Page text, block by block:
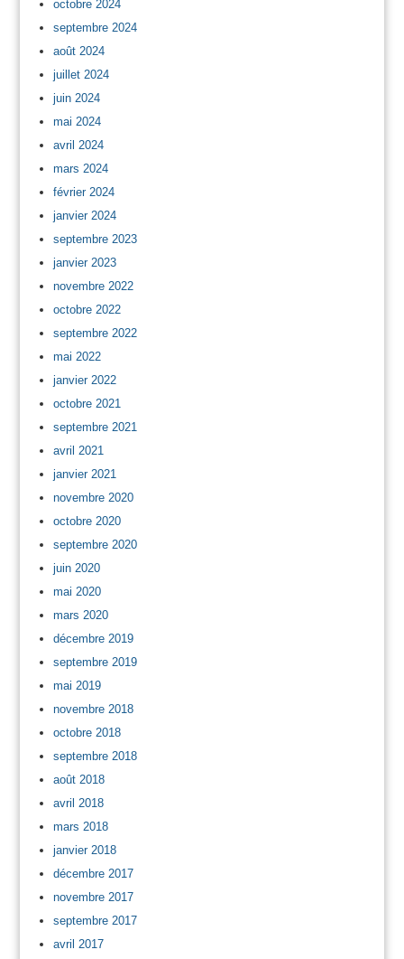
octobre 2024
septembre 2024
août 2024
juillet 2024
juin 2024
mai 2024
avril 2024
mars 2024
février 2024
janvier 2024
septembre 2023
janvier 2023
novembre 2022
octobre 2022
septembre 2022
mai 2022
janvier 2022
octobre 2021
septembre 2021
avril 2021
janvier 2021
novembre 2020
octobre 2020
septembre 2020
juin 2020
mai 2020
mars 2020
décembre 2019
septembre 2019
mai 2019
novembre 2018
octobre 2018
septembre 2018
août 2018
avril 2018
mars 2018
janvier 2018
décembre 2017
novembre 2017
septembre 2017
avril 2017